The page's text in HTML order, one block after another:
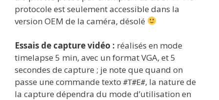
protocole est seulement accessible dans la
version OEM de la caméra, désolé
Essais de capture vidéo : réalisés en mode
timelapse 5 min, avec un format VGA, et 5
secondes de capture ; je note que quand on
passe une commande texto #T#E#, la nature de
la capture dépendra du mode d’utilisation en